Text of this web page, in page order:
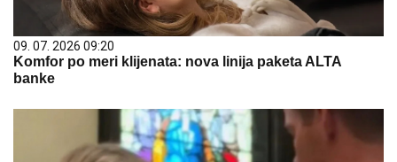
09. 07. 2026 09:20
Komfor po meri klijenata: nova linija paketa ALTA
banke